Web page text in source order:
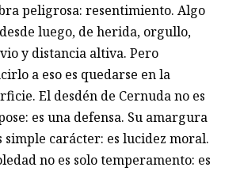
peligrosa: resentimiento. Algo
luego, de herida, orgullo,
y distancia altiva. Pero
a eso es quedarse en la
El desdén de Cernuda no es
es una defensa. Su amargura
simple carácter: es lucidez moral.
no es solo temperamento: es